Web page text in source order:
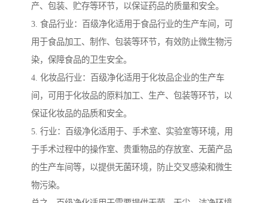
产、包装、贮存等环节，以保证药品的质量和安全。
3. 食品行业：百级净化适用于食品行业的生产车间，可
用于食品加工、制作、包装等环节，有效防止微生物污
染，保障食品的卫生安全。
4. 化妆品行业：百级净化适用于化妆品企业的生产车
间，可用于化妆品的原料加工、生产、包装等环节，以
保证化妆品的品质和安全。
5. 行业：百级净化适用于、手术室、实验室等环境，用
于手术过程中的操作室、贵重物品的存放室、无菌产品
的生产车间等，以提供无菌环境，防止交叉感染和微生
物污染。